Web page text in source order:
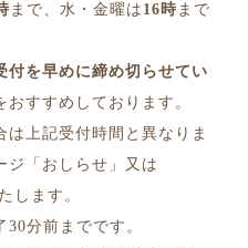
まで、水・金曜は 16時 まで
付を早めに締め切らせてい
すすめしております。
上記受付時間と異なりま
ジ「おしらせ」又は
します。
分前までです。